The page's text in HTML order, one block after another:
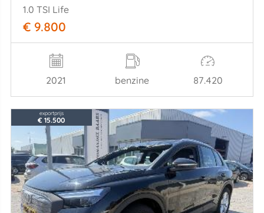
1.0 TSI Life
€ 9.800
2021 benzine 87.420
exportprijs
€ 15.500